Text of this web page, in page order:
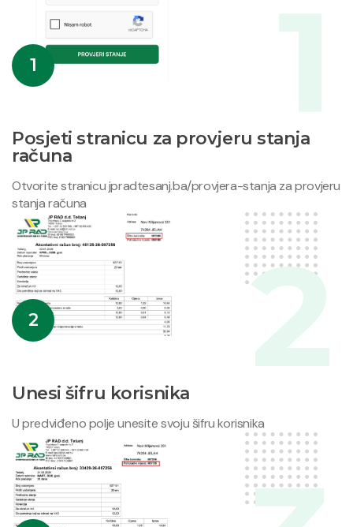
1
Posjeti stranicu za provjeru stanja
računa
Otvorite stranicu jpradtesanj.ba/provjera-stanja za provjeru
stanja računa
2
Unesi šifru korisnika
U predviđeno polje unesite svoju šifru korisnika